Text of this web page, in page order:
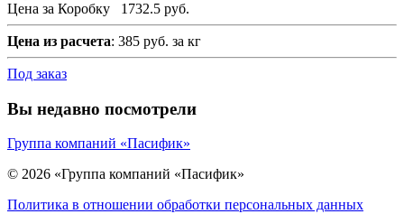
Цена за Коробку
1732.5 руб.
Цена из расчета: 385 руб. за кг
Под заказ
Вы недавно посмотрели
Группа компаний «Пасифик»
© 2026 «Группа компаний «Пасифик»
Политика в отношении обработки персональных данных